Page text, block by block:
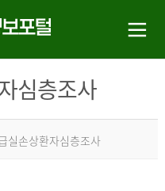
심층조사
실손상환자심층조사